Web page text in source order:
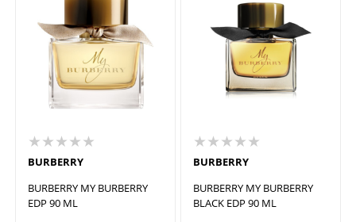
★★★★★
BURBERRY
BURBERRY MY BURBERRY
EDP 90 ML
★★★★★
BURBERRY
BURBERRY MY BURBERRY
BLACK EDP 90 ML